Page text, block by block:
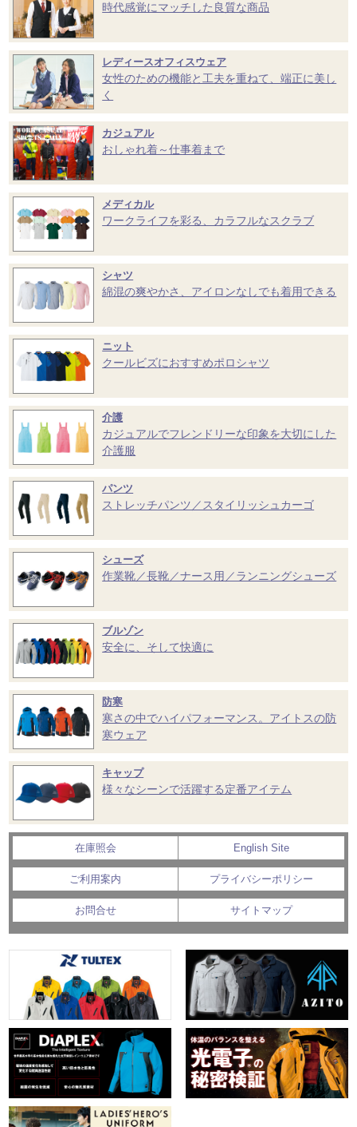
時代感覚にマッチした良質な商品
レディースオフィスウェア
女性のための機能と工夫を重ねて、端正に美し
く
カジュアル
おしゃれ着～仕事着まで
メディカル
ワークライフを彩る、カラフルなスクラブ
シャツ
綿混の爽やかさ、アイロンなしでも着用できる
ニット
クールビズにおすすめポロシャツ
介護
カジュアルでフレンドリーな印象を大切にした
介護服
パンツ
ストレッチパンツ／スタイリッシュカーゴ
シューズ
作業靴／長靴／ナース用／ランニングシューズ
ブルゾン
安全に、そして快適に
防寒
寒さの中でハイパフォーマンス。アイトスの防
寒ウェア
キャップ
様々なシーンで活躍する定番アイテム
在庫照会 English Site
ご利用案内 プライバシーポリシー
お問合せ サイトマップ